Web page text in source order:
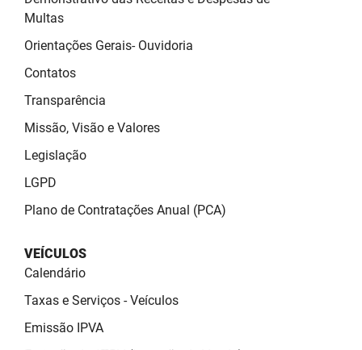
SUDEMA
SUPLAN
Multas
Orientações Gerais- Ouvidoria
Contatos
Transparência
Missão, Visão e Valores
Legislação
LGPD
Plano de Contratações Anual (PCA)
VEÍCULOS
Calendário
Taxas e Serviços - Veículos
Emissão IPVA